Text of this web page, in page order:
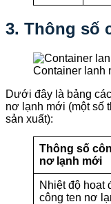
3. Thông số
Container lanh
Dưới đây là bảng
nơ lạnh mới (một số
sản xuất):
Thông số
nơ lạnh mới
Nhiệt độ hoạt
công ten nơ